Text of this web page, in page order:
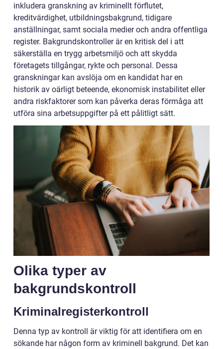
inkludera granskning av kriminellt förflutet,
kreditvärdighet, utbildningsbakgrund, tidigare
anställningar, samt sociala medier och andra offentliga
register. Bakgrundskontroller är en kritisk del i att
säkerställa en trygg arbetsmiljö och att skydda
företagets tillgångar, rykte och personal. Dessa
granskningar kan avslöja om en kandidat har en
historik av oärligt beteende, ekonomisk instabilitet eller
andra riskfaktorer som kan påverka deras förmåga att
utföra sina arbetsuppgifter på ett pålitligt sätt.
Olika typer av
bakgrundskontroll
Kriminalregisterkontroll
Denna typ av kontroll är viktig för att identifiera om en
sökande har någon form av kriminell bakgrund. Det kan